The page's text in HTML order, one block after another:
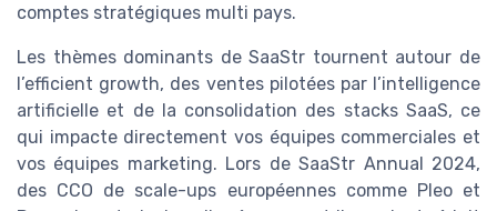
comptes stratégiques multi pays.
Les thèmes dominants de SaaStr tournent autour de
l’efficient growth, des ventes pilotées par l’intelligence
artificielle et de la consolidation des stacks SaaS, ce
qui impacte directement vos équipes commerciales et
vos équipes marketing. Lors de SaaStr Annual 2024,
des CCO de scale-ups européennes comme Pleo et